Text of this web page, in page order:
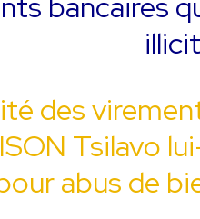
des
Tsilavo
abus de